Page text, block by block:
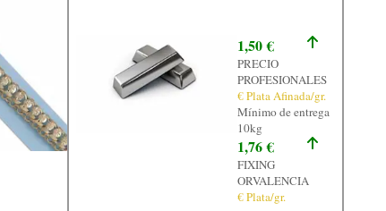
1,50 €
PRECIO
PROFESIONALES
€ Plata Afinada/gr.
Mínimo de entrega
10kg
1,76 €
FIXING
ORVALENCIA
€ Plata/gr.